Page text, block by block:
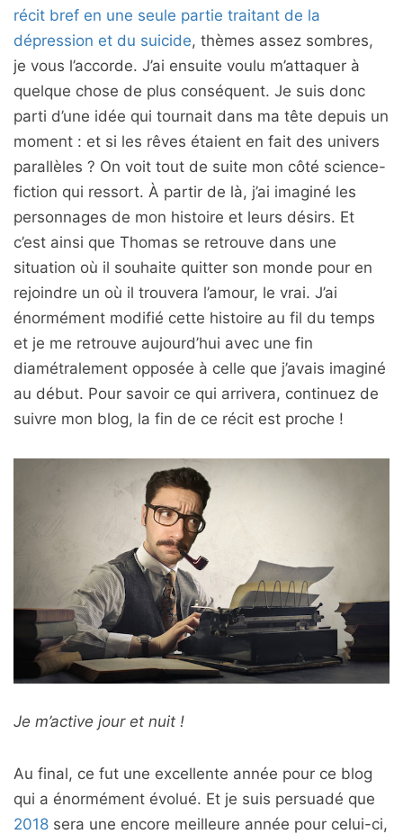
récit bref en une seule partie traitant de la
dépression et du suicide, thèmes assez sombres,
je vous l’accorde. J’ai ensuite voulu m’attaquer à
quelque chose de plus conséquent. Je suis donc
parti d’une idée qui tournait dans ma tête depuis un
moment : et si les rêves étaient en fait des univers
parallèles ? On voit tout de suite mon côté science-
fiction qui ressort. À partir de là, j’ai imaginé les
personnages de mon histoire et leurs désirs. Et
c’est ainsi que Thomas se retrouve dans une
situation où il souhaite quitter son monde pour en
rejoindre un où il trouvera l’amour, le vrai. J’ai
énormément modifié cette histoire au fil du temps
et je me retrouve aujourd’hui avec une fin
diamétralement opposée à celle que j’avais imaginé
au début. Pour savoir ce qui arrivera, continuez de
suivre mon blog, la fin de ce récit est proche !
Je m’active jour et nuit !
Au final, ce fut une excellente année pour ce blog
qui a énormément évolué. Et je suis persuadé que
2018 sera une encore meilleure année pour celui-ci,